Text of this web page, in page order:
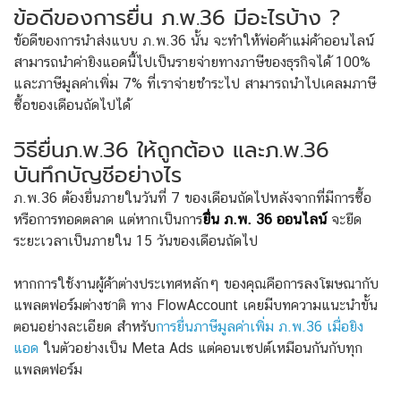
ข้อดีของการยื่น ภ.พ.36 มีอะไรบ้าง ?
ข้อดีของการนำส่งแบบ ภ.พ.36 นั้น จะทำให้พ่อค้าแม่ค้าออนไลน์
สามารถนำค่ายิงแอดนี้ไปเป็นรายจ่ายทางภาษีของธุรกิจได้ 100%
และภาษีมูลค่าเพิ่ม 7% ที่เราจ่ายชำระไป สามารถนำไปเคลมภาษี
ซื้อของเดือนถัดไปได้
วิธียื่นภ.พ.36 ให้ถูกต้อง และภ.พ.36
บันทึกบัญชีอย่างไร
ภ.พ.36 ต้องยื่นภายในวันที่ 7 ของเดือนถัดไปหลังจากที่มีการซื้อ
หรือการทอดตลาด แต่หากเป็นการยื่น ภ.พ. 36 ออนไลน์ จะยืด
ระยะเวลาเป็นภายใน 15 วันของเดือนถัดไป
หากการใช้งานผู้ค้าต่างประเทศหลักๆ ของคุณคือการลงโฆษณากับ
แพลตฟอร์มต่างชาติ ทาง FlowAccount เคยมีบทความแนะนำขั้น
ตอนอย่างละเอียด สำหรับการยื่นภาษีมูลค่าเพิ่ม ภ.พ.36 เมื่อยิง
แอด ในตัวอย่างเป็น Meta Ads แต่คอนเซปต์เหมือนกันกับทุก
แพลตฟอร์ม